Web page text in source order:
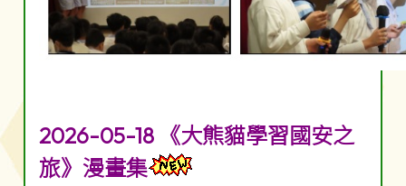
2026-05-18 《大熊貓學習國安之
旅》漫畫集